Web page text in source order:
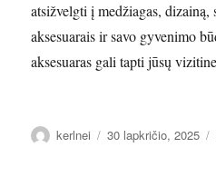
atsižvelgti į medžiagas, dizainą,
aksesuarais ir savo gyvenimo
aksesuaras gali tapti jūsų
Autorius
kerlnei Paskelbta
30 lapkričio, 2025